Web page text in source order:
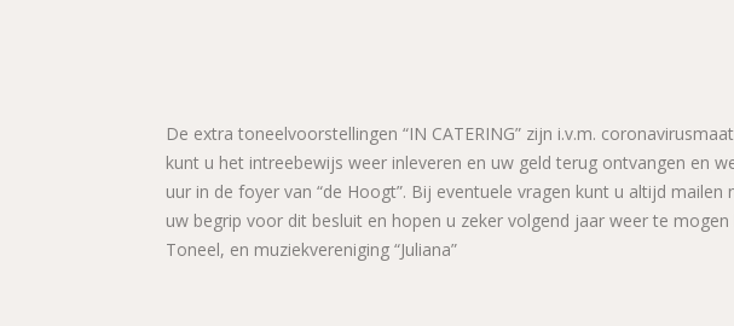
De extra toneelvoorstellingen “IN CATERING” zijn i.v.m.
kunt u het intreebewijs weer inleveren en uw geld terug ontvangen en
uur in de foyer van “de Hoogt”. Bij eventuele vragen kunt u altijd mailen
uw begrip voor dit besluit en hopen u zeker volgend jaar weer te
Toneel, en muziekvereniging “Juliana”